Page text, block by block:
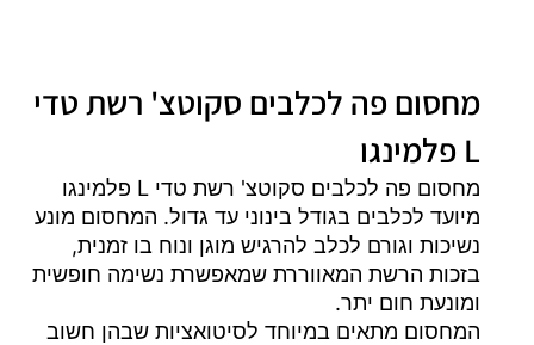
מחסום פה לכלבים סקוטצ' רשת טדי
L פלמינגו
מחסום פה לכלבים סקוטצ' רשת טדי L פלמינגו
מיועד לכלבים בגודל בינוני עד גדול. המחסום מונע
נשיכות וגורם לכלב להרגיש מוגן ונוח בו זמנית,
בזכות הרשת המאווררת שמאפשרת נשימה חופשית
ומונעת חום יתר.
המחסום מתאים במיוחד לסיטואציות שבהן חשוב